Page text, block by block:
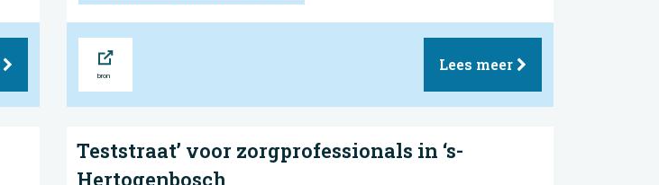
Lees meer
Teststraat’ voor zorgprofessionals in ‘s-
Hertogenbosch